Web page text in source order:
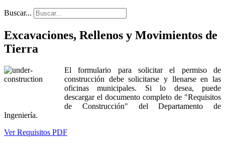
Buscar...
Excavaciones, Rellenos y Movimientos de
Tierra
El formulario para solicitar el permiso de
construcción debe solicitarse y llenarse en las
oficinas municipales. Si lo desea, puede
descargar el documento completo de "Requisitos
de Construcción" del Departamento de
Ingeniería.
Ver Requisitos PDF